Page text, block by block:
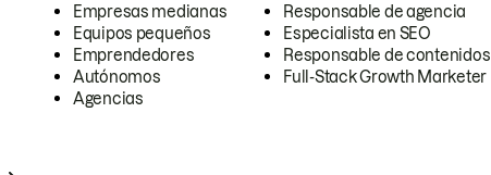
Empresas medianas
Equipos pequeños
Emprendedores
Autónomos
Agencias
Responsable de agencia
Especialista en SEO
Responsable de contenidos
Full-Stack Growth Marketer